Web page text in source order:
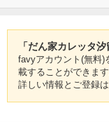
「だん家カレッタ
favyアカウント(無料)
載することができます
詳しい情報とご登録は